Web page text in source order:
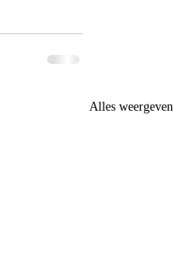
Alles weergeven